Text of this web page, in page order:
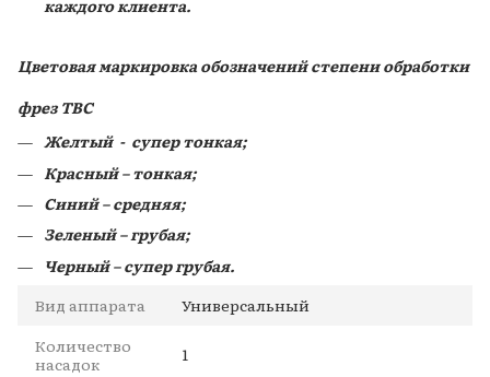
каждого клиента.
Цветовая маркировка обозначений степени обработки
фрез ТВС
Желтый - супер тонкая;
Красный – тонкая;
Синий – средняя;
Зеленый – грубая;
Черный – супер грубая.
Вид аппарата
Универсальный
Количество
насадок
1